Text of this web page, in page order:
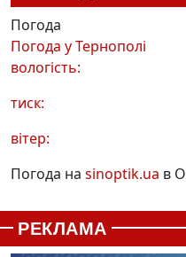
Погода
Погода уТернополі
вологість:
тиск:
вітер:
Погода на sinoptik.ua в
РЕКЛАМА